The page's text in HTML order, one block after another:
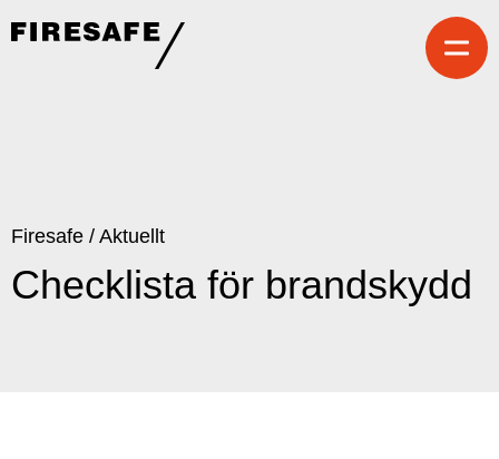
till
Firesafe / Aktuellt
Checklista för brandskydd